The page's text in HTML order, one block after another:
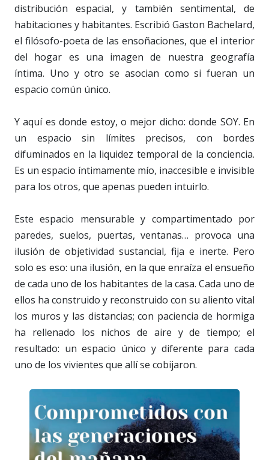
distribución espacial, y también sentimental, de
habitaciones y habitantes. Escribió Gaston Bachelard,
el filósofo-poeta de las ensoñaciones, que el interior
del hogar es una imagen de nuestra geografía
íntima. Uno y otro se asocian como si fueran un
espacio común único.
Y aquí es donde estoy, o mejor dicho: donde SOY. En
un espacio sin límites precisos, con bordes
difuminados en la liquidez temporal de la conciencia.
Es un espacio íntimamente mío, inaccesible e invisible
para los otros, que apenas pueden intuirlo.
Este espacio mensurable y compartimentado por
paredes, suelos, puertas, ventanas… provoca una
ilusión de objetividad sustancial, fija e inerte. Pero
solo es eso: una ilusión, en la que enraíza el ensueño
de cada uno de los habitantes de la casa. Cada uno de
ellos ha construido y reconstruido con su aliento vital
los muros y las distancias; con paciencia de hormiga
ha rellenado los nichos de aire y de tiempo; el
resultado: un espacio único y diferente para cada
uno de los vivientes que allí se cobijaron.